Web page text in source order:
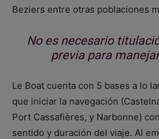
Beziers entre otras poblaciones
No es necesario
previa para
Le Boat cuenta con 5 bases a lo
que iniciar la navegación
Port Cassafières, y Narbonne)
sentido y duración del viaje. Al